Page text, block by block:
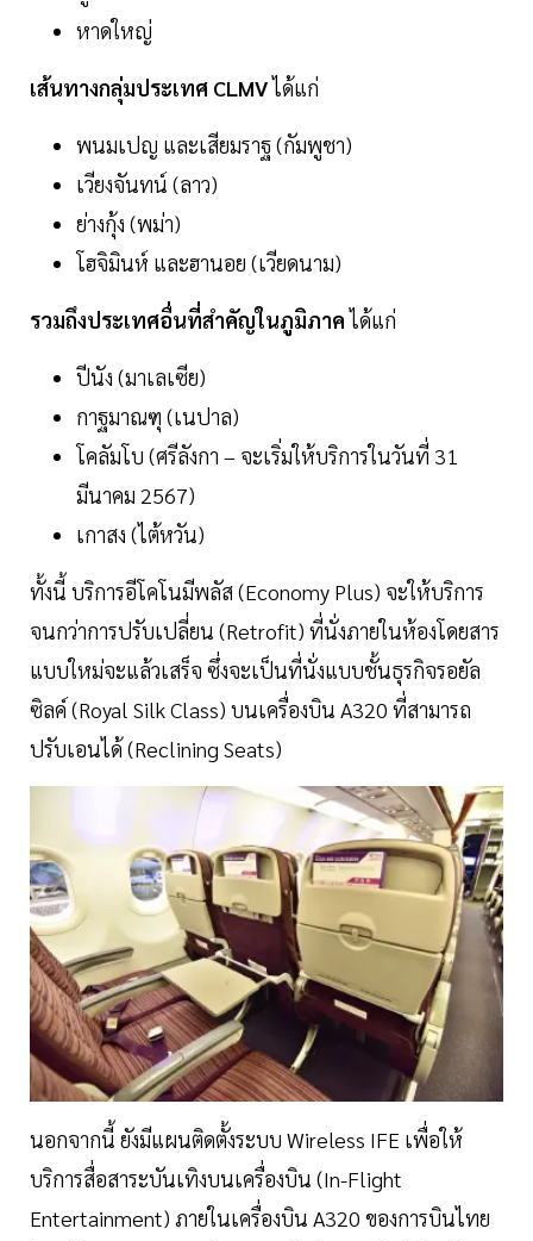
หาดใหญ่
เส้นทางกลุ่มประเทศ CLMVได้แก่
พนมเปญ และเสียมราฐ (กัมพูชา)
เวียงจันทน์ (ลาว)
ย่างกุ้ง (พม่า)
โฮจิมินห์ และฮานอย (เวียดนาม)
รวมถึงประเทศอื่นที่สำคัญในภูมิภาคได้แก่
ปีนัง (มาเลเซีย)
กาฐมาณฑุ (เนปาล)
โคลัมโบ (ศรีลังกา – จะเริ่มให้บริการในวันที่ 31
มีนาคม 2567)
เกาสง (ไต้หวัน)
ทั้งนี้ บริการอีโคโนมีพลัส (Economy Plus) จะให้บริการ
จนกว่าการปรับเปลี่ยน (Retrofit) ที่นั่งภายในห้องโดยสาร
แบบใหม่จะแล้วเสร็จ ซึ่งจะเป็นที่นั่งแบบชั้นธุรกิจรอยัล
ซิลค์ (Royal Silk Class) บนเครื่องบิน A320 ที่สามารถ
ปรับเอนได้ (Reclining Seats)
นอกจากนี้ ยังมีแผนติดตั้งระบบ Wireless IFE เพื่อให้
บริการสื่อสาระบันเทิงบนเครื่องบิน (In-Flight
Entertainment) ภายในเครื่องบิน A320 ของการบินไทย